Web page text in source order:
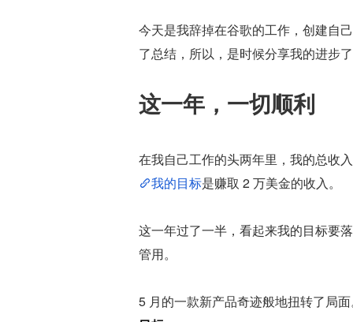
今天是我辞掉在谷歌的工作，创建自
了总结，所以，是时候分享我的进步
这一年，一切顺利
在我自己工作的头两年里，我的总收
我的目标是赚取 2 万美金的收入。
这一年过了一半，看起来我的目标要
管用。
5 月的一款新产品奇迹般地扭转了局